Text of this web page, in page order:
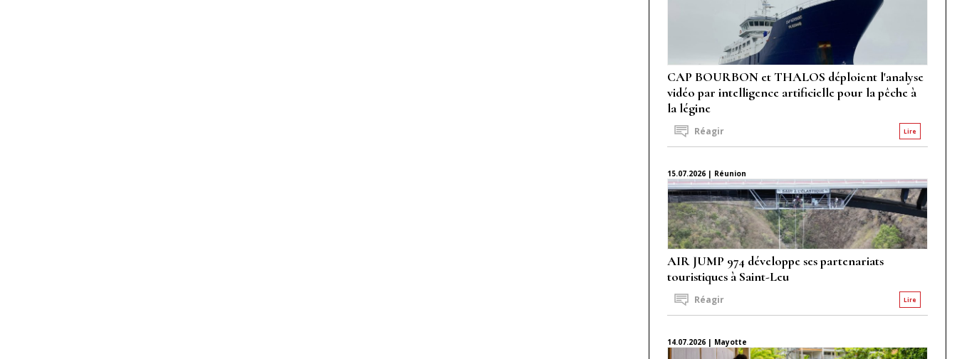
CAP BOURBON et THALOS déploient l'analyse
vidéo par intelligence artificielle pour la pêche à
la légine
Lire
Réagir
15.07.2026 | Réunion
AIR JUMP 974 développe ses partenariats
touristiques à Saint-Leu
Lire
Réagir
14.07.2026 | Mayotte